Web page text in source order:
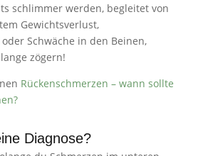
schlimmer werden, begleitet von
Gewichtsverlust,
Schwäche in den Beinen,
zögern!
Rückenschmerzen – wann sollte
Diagnose?